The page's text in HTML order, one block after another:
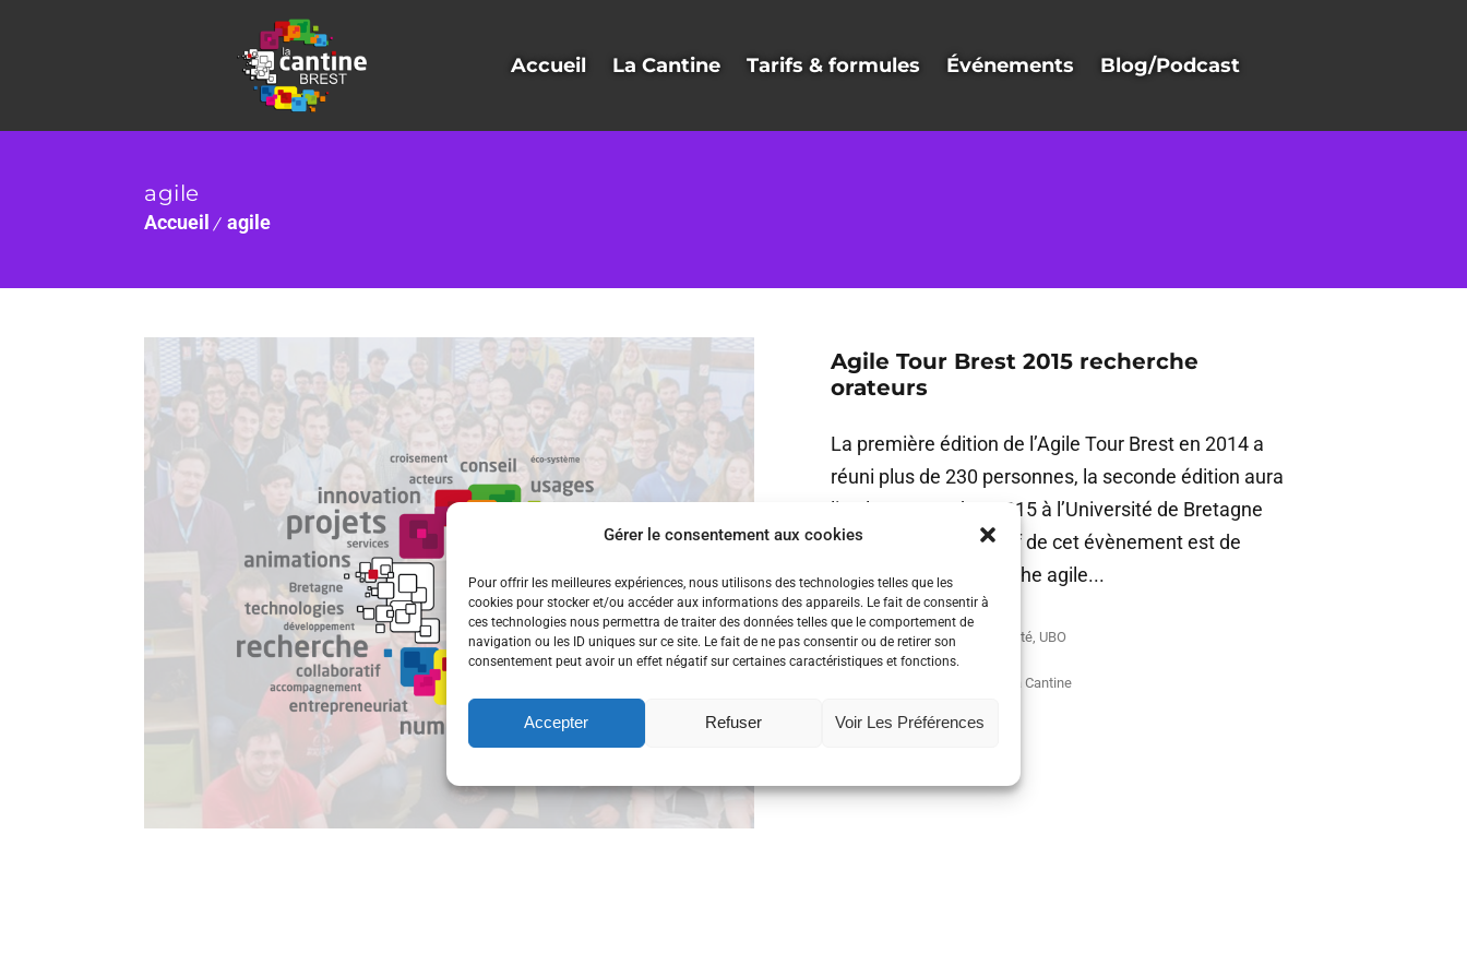
Gérer le consentement aux cookies
Pour offrir les meilleures expériences, nous utilisons des technologies telles que les
cookies pour stocker et/ou accéder aux informations des appareils. Le fait de consentir à
ces technologies nous permettra de traiter des données telles que le comportement de
navigation ou les ID uniques sur ce site. Le fait de ne pas consentir ou de retirer son
consentement peut avoir un effet négatif sur certaines caractéristiques et fonctions.
Accepter Refuser Voir Les Préférences
Accueil La Cantine Tarifs & formules Événements Blog/Podcast
agile
Accueil agile
Agile Tour Brest 2015 recherche
orateurs
La première édition de l’Agile Tour Brest en 2014 a
réuni plus de 230 personnes, la seconde édition aura
lieu le 5 novembre 2015 à l’Université de Bretagne
Occidentale. L’objectif de cet évènement est de
promouvoir la démarche agile...
agile, AgileTourBrest Agilité, UBO
Les amis de la Cantine